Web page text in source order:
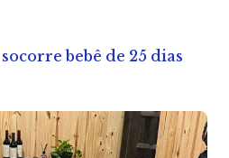
bebê de 25 dias